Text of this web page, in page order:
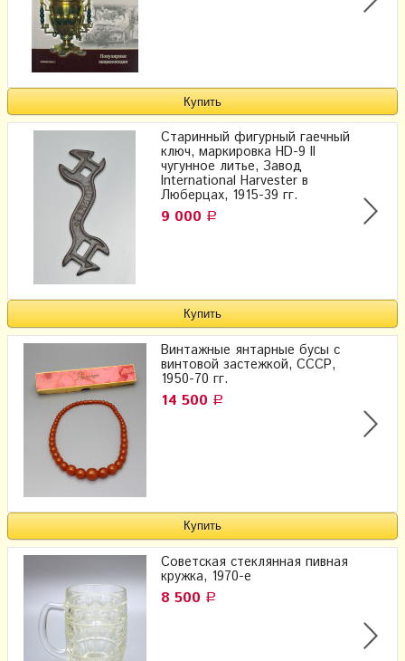
Старинный фигурный гаечный
ключ, маркировка HD-9 II
чугунное литье, Завод
International Harvester в
Люберцах, 1915-39 гг.
9 000 Р
Винтажные янтарные бусы с
винтовой застежкой, СССР,
1950-70 гг.
14 500 Р
Советская стеклянная пивная
кружка, 1970-е
8 500 Р